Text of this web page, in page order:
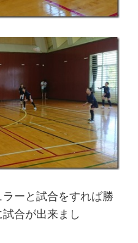
ーと試合をすれば勝
合が出来まし